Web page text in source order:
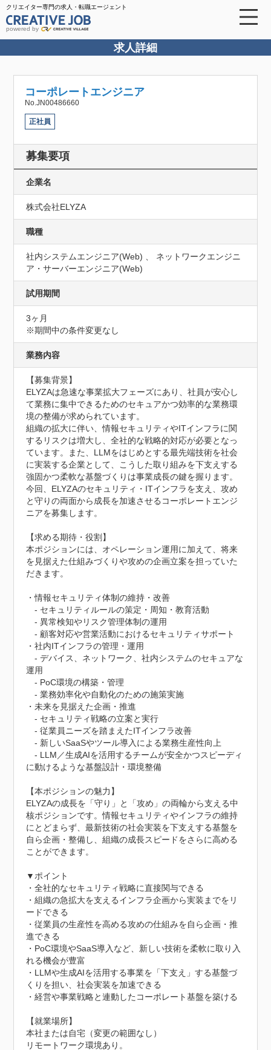
クリエイター専門の求人・転職エージェント
powered by
求人詳細
コーポレートエンジニア
No.JN00486660
正社員
募集要項
企業名
株式会社ELYZA
職種
社内システムエンジニア(Web) 、 ネットワークエンジニ
ア・サーバーエンジニア(Web)
試用期間
3ヶ月
※期間中の条件変更なし
業務内容
【募集背景】
ELYZAは急速な事業拡大フェーズにあり、社員が安心し
て業務に集中できるためのセキュアかつ効率的な業務環
境の整備が求められています。
組織の拡大に伴い、情報セキュリティやITインフラに関
するリスクは増大し、全社的な戦略的対応が必要となっ
ています。また、LLMをはじめとする最先端技術を社会
に実装する企業として、こうした取り組みを下支えする
強固かつ柔軟な基盤づくりは事業成長の鍵を握ります。
今回、ELYZAのセキュリティ・ITインフラを支え、攻め
と守りの両面から成長を加速させるコーポレートエンジ
ニアを募集します。
【求める期待・役割】
本ポジションには、オペレーション運用に加えて、将来
を見据えた仕組みづくりや攻めの企画立案を担っていた
だきます。
・情報セキュリティ体制の維持・改善
- セキュリティルールの策定・周知・教育活動
- 異常検知やリスク管理体制の運用
- 顧客対応や営業活動におけるセキュリティサポート
・社内ITインフラの管理・運用
- デバイス、ネットワーク、社内システムのセキュアな
運用
- PoC環境の構築・管理
- 業務効率化や自動化のための施策実施
・未来を見据えた企画・推進
- セキュリティ戦略の立案と実行
- 従業員ニーズを踏まえたITインフラ改善
- 新しいSaaSやツール導入による業務生産性向上
- LLM／生成AIを活用するチームが安全かつスピーディ
に動けるような基盤設計・環境整備
【本ポジションの魅力】
ELYZAの成長を「守り」と「攻め」の両輪から支える中
核ポジションです。情報セキュリティやインフラの維持
にとどまらず、最新技術の社会実装を下支えする基盤を
自ら企画・整備し、組織の成長スピードをさらに高める
ことができます。
▼ポイント
・全社的なセキュリティ戦略に直接関与できる
・組織の急拡大を支えるインフラ企画から実装までをリ
ードできる
・従業員の生産性を高める攻めの仕組みを自ら企画・推
進できる
・PoC環境やSaaS導入など、新しい技術を柔軟に取り入
れる機会が豊富
・LLMや生成AIを活用する事業を「下支え」する基盤づ
くりを担い、社会実装を加速できる
・経営や事業戦略と連動したコーポレート基盤を築ける
【就業場所】
本社または自宅（変更の範囲なし）
リモートワーク環境あり。